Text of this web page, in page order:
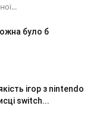
було б
ігор з nintendo
switch...